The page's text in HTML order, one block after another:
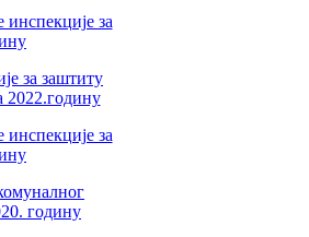
за
за заштиту
2022.годину
за
годину